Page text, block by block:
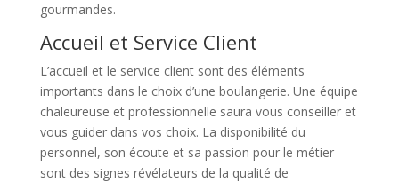
gourmandes.
Accueil et Service Client
L’accueil et le service client sont des éléments
importants dans le choix d’une boulangerie. Une équipe
chaleureuse et professionnelle saura vous conseiller et
vous guider dans vos choix. La disponibilité du
personnel, son écoute et sa passion pour le métier
sont des signes révélateurs de la qualité de